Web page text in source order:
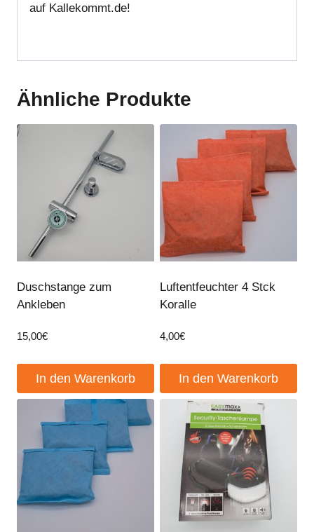
auf Kallekommt.de!
Ähnliche Produkte
Duschstange zum
Ankleben
15,00€
In den Warenkorb
Luftentfeuchter 4 Stck
Koralle
4,00€
In den Warenkorb